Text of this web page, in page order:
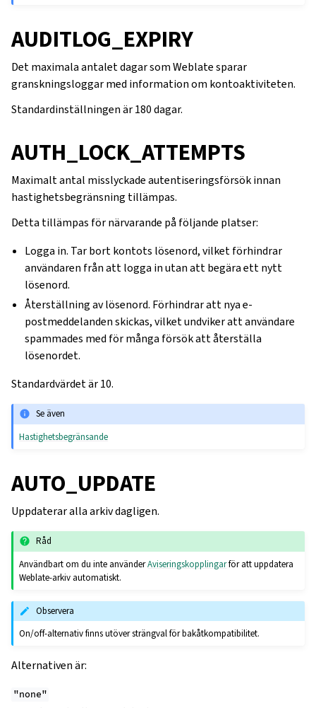
AUDITLOG_EXPIRY
Det maximala antalet dagar som Weblate sparar
granskningsloggar med information om kontoaktiviteten.
Standardinställningen är 180 dagar.
AUTH_LOCK_ATTEMPTS
Maximalt antal misslyckade autentiseringsförsök innan
hastighetsbegränsning tillämpas.
Detta tillämpas för närvarande på följande platser:
Logga in. Tar bort kontots lösenord, vilket förhindrar
användaren från att logga in utan att begära ett nytt
lösenord.
Återställning av lösenord. Förhindrar att nya e-
postmeddelanden skickas, vilket undviker att användare
spammades med för många försök att återställa
lösenordet.
Standardvärdet är 10.
Se även
Hastighetsbegränsande
AUTO_UPDATE
Uppdaterar alla arkiv dagligen.
Råd
Användbart om du inte använderAviseringskopplingarför att uppdatera
Weblate-arkiv automatiskt.
Observera
On/off-alternativ finns utöver strängval för bakåtkompatibilitet.
Alternativen är:
"none"